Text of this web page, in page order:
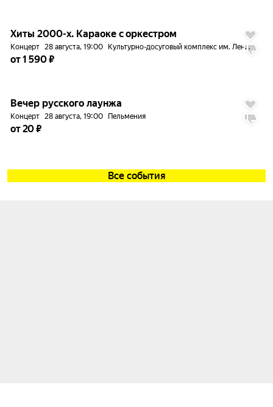
Хиты 2000-х. Караоке с оркестром
Концерт 28 августа, 19:00 Культурно-досуговый комплекс им. Ленина
от 1 590 ₽
Вечер русского лаунжа
Концерт 28 августа, 19:00 Пельмения
от 20 ₽
Все события